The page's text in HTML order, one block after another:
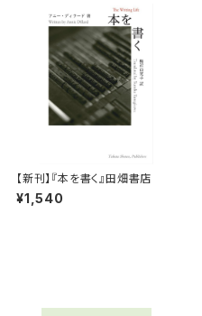
【新刊】『本を書く』田畑書店
¥1,540